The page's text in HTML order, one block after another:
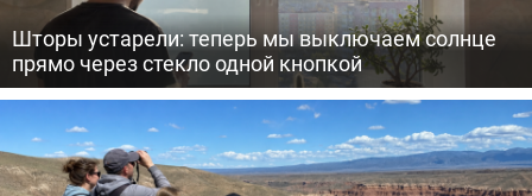
Шторы устарели: теперь мы выключаем солнце
прямо через стекло одной кнопкой